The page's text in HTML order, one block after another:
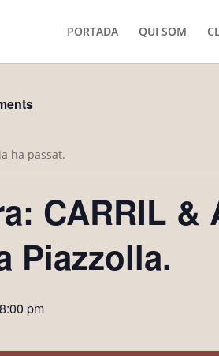
PORTADA QUI SOM
ha passat.
CARRIL &
Piazzolla.
8:00 pm